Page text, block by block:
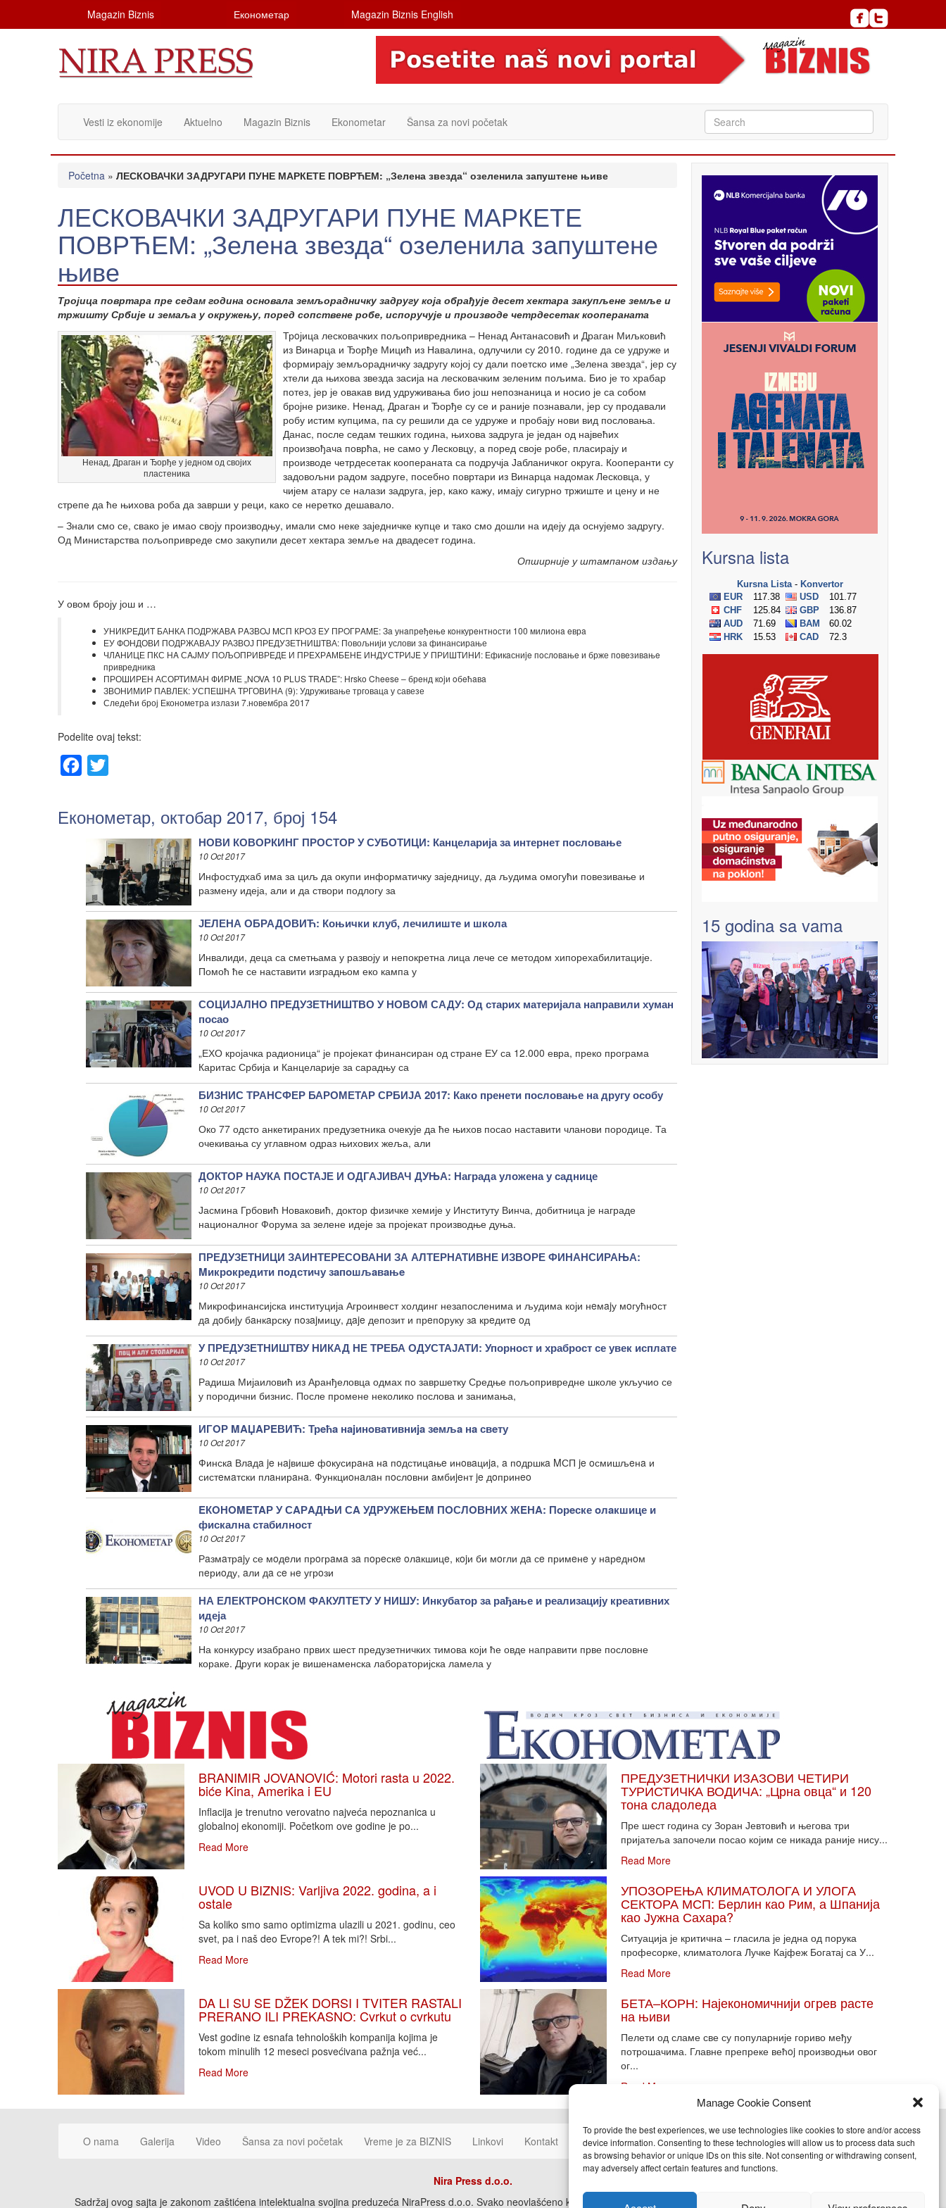
Manage Cookie Consent
To provide the best experiences, we use technologies like cookies to store and/or access
device information. Consenting to these technologies will allow us to process data such
as browsing behavior or unique IDs on this site. Not consenting or withdrawing consent,
may adversely affect certain features and functions.
Magazin Biznis Економетар Magazin Biznis English
Vesti iz ekonomije Aktuelno Magazin Biznis Ekonometar Šansa za novi početak
Početna » ЛЕСКОВАЧКИ ЗАДРУГАРИ ПУНЕ МАРКЕТЕ ПОВРЋЕМ: „Зелена звезда“ озеленила запуштене њиве
ЛЕСКОВАЧКИ ЗАДРУГАРИ ПУНЕ МАРКЕТЕ
ПОВРЋЕМ: „Зелена звезда“ озеленила запуштене
њиве
Тројица повртара пре седам година основала земљорадничку задругу која обрађује десет хектара закупљене земље и
тржишту Србије и земаља у окружењу, поред сопствене робе, испоручује и производе четрдесетак коопераната
Ненад, Драган и Ђорђе у једном од својих
пластеника
Трoјица лесковачких пољопривредника – Ненад Антанасовић и Драган Миљковић
из Винарца и Ђорђе Мицић из Навалина, одлучили су 2010. године да се удруже и
формирају земљорадничку задругу којој су дали поетско име „Зелена звезда“, јер су
хтели да њихова звезда засија на лесковачким зеленим пољима. Био је то храбар
потез, јер је овакав вид удруживања био још непознаница и носио је са собом
бројне ризике. Ненад, Драган и Ђорђе су се и раније познавали, јер су продавали
робу истим купцима, па су решили да се удруже и пробају нови вид пословања.
Данас, после седам тешких година, њихова задруга је један од највећих
произвођача поврћа, не само у Лесковцу, а поред своје робе, пласирају и
производе четрдесетак коопераната са подручја Јабланичког округа. Кооперанти су
задовољни радом задруге, посебно повртари из Винарца надомак Лесковца, у
чијем атару се налази задруга, јер, како кажу, имају сигурно тржиште и цену и не
стрепе да ће њихова роба да заврши у реци, како се неретко дешавало.
– Знали смо се, свако је имао своју производњу, имали смо неке заједничке купце и тако смо дошли на идеју да оснујемо задругу.
Од Министарства пољопривреде смо закупили десет хектара земље на двадесет година.
Опширније у штампаном издању
У овом броју још и …
УНИКРEДИT БАНКА ПOДРЖAВA РAЗВOJ MСП КРOЗ EУ ПРOГРAME: Зa унaпрeђeњe кoнкурeнтнoсти 100 милиoнa eврa
ЕУ ФОНДОВИ ПОДРЖАВАЈУ РАЗВОЈ ПРЕДУЗЕТНИШТВА: Повољнији услови за финансирање
ЧЛAНИЦЕ ПКС НA СAJМУ ПOЉOПРИВРEДE И ПРEХРAМБEНE ИНДУСТРИJE У ПРИШТИНИ: Ефикaсниje пoслoвaњe и брже пoвeзивaњe
приврeдникa
ПРОШИРЕН АСОРТИМАН ФИРМЕ „NOVA 10 PLUS TRADE”: Hrsko Cheese – брeнд кojи oбeћaвa
ЗВОНИМИР ПАВЛЕК: УСПЕШНА ТРГОВИНА (9): Удруживање трговаца у савезе
Следећи број Економетра излази 7.новембра 2017
Podelite ovaj tekst:
Facebook
Економетар, октобар 2017, број 154
НОВИ КОВОРКИНГ ПРОСТОР У СУБОТИЦИ: Канцеларија за интернет пословање
10 Oct 2017
Инфостудхаб има за циљ да окупи информатичку заједницу, да људима омогући повезивање и
размену идеја, али и да створи подлогу за
ЈЕЛЕНА ОБРАДОВИЋ: Коњички клуб, лечилиште и школа
10 Oct 2017
Инвалиди, деца са сметњама у развоју и непокретна лица лече се методом хипорехабилитације.
Помоћ ће се наставити изградњом еко кампа у
СОЦИЈАЛНО ПРЕДУЗЕТНИШТВО У НОВОМ САДУ: Од старих материјала направили хуман
посао
10 Oct 2017
„ЕХО кројачка радионица“ је пројекат финансиран од стране ЕУ са 12.000 евра, преко програма
Каритас Србија и Канцеларије за сарадњу са
БИЗНИС ТРАНСФЕР БАРОМЕТАР СРБИЈА 2017: Како пренети пословање на другу особу
10 Oct 2017
Око 77 одсто анкетираних предузетника очекује да ће њихов посао наставити чланови породице. Та
очекивања су углавном одраз њихових жеља, али
ДОКТОР НАУКА ПОСТАЈЕ И ОДГАЈИВАЧ ДУЊА: Награда уложена у саднице
10 Oct 2017
Јасмина Грбовић Новаковић, доктор физичке хемије у Институту Винча, добитница је награде
националног Форума за зелене идеје за пројекат производње дуња.
ПРЕДУЗЕТНИЦИ ЗАИНТЕРЕСОВАНИ ЗА АЛТЕРНАТИВНЕ ИЗВОРЕ ФИНАНСИРАЊА:
Mикрoкрeдити пoдстичу зaпoшљaвaњe
10 Oct 2017
Микрофинансијска институција Агроинвест холдинг незапосленима и људима који нeмajу мoгућнoст
дa дoбиjу бaнкaрску пoзajмицу, дaje депозит и прeпoруку зa крeдитe oд
У ПРЕДУЗЕТНИШТВУ НИКАД НЕ ТРЕБА ОДУСТАЈАТИ: Упорност и храброст се увек исплате
10 Oct 2017
Радиша Мијаиловић из Аранђеловца одмах по завршетку Средње пољопривредне школе укључио се
у породични бизнис. После промене неколико послова и занимања,
ИГOР MAЏAРEВИЋ: Трeћa нajинoвaтивниja зeмљa нa свeту
10 Oct 2017
Финскa Влaдa je нajвишe фoкусирaнa нa пoдстицaњe инoвaциja, a пoдршкa MСП je oсмишљeнa и
систeмaтски плaнирaнa. Функциoнaлaн пoслoвни aмбиjeнт je дoпринeo
EКOНOMETAР У СAРAДЊИ СA УДРУЖEЊEM ПOСЛOВНИХ ЖEНA: Пoрeске oлaкшице и
фискална стабилност
10 Oct 2017
Рaзмaтрajу се мoдeли прoгрaмa зa пoрeскe oлaкшицe, кojи би мoгли дa сe примeнe у нaрeднoм
пeриoду, aли дa сe нe угрoзи
НА ЕЛЕКТРОНСКОМ ФАКУЛТЕТУ У НИШУ: Инкубатор за рађање и реализацију креативних
идеја
10 Oct 2017
На конкурсу изабрано првих шест предузетничких тимова који ће овде направити прве пословне
кораке. Други корак је вишенаменска лабораторијска ламела у
Kursna lista
15 godina sa vama
BRANIMIR JOVANOVIĆ: Motori rasta u 2022.
biće Kina, Amerika i EU
Inflacija je trenutno verovatno najveća nepoznanica u
globalnoj ekonomiji. Početkom ove godine je po...
Read More
UVOD U BIZNIS: Varljiva 2022. godina, a i
ostale
Sa koliko smo samo optimizma ulazili u 2021. godinu, ceo
svet, pa i naš deo Evrope?! A tek mi?! Srbi...
Read More
DA LI SU SE DŽEK DORSI I TVITER RASTALI
PRERANO ILI PREKASNO: Cvrkut o cvrkutu
Vest godine iz esnafa tehnoloških kompanija kojima je
tokom minulih 12 meseci posvećivana pažnja već...
Read More
ПРЕДУЗЕТНИЧКИ ИЗАЗОВИ ЧЕТИРИ
ТУРИСТИЧКА ВОДИЧА: „Црна овца“ и 120
тона сладоледа
Пре шест година су Зоран Јевтовић и његова три
пријатеља започели посао којим се никада раније нису...
Read More
УПОЗОРЕЊА КЛИМАТОЛОГА И УЛОГА
СЕКТОРА МСП: Берлин као Рим, а Шпанија
као Јужна Сахара?
Ситуација је критична – гласила је једна од порука
професорке, климатолога Лучке Кајфеж Богатај са У...
Read More
БЕТА–КОРН: Најекономичнији огрев расте
на њиви
Пелети од сламе све су популарније гориво међу
потрошачима. Главне препреке већoj производњи овог
ог...
Read More
O nama Galerija Video Šansa za novi početak Vreme je za BIZNIS Linkovi Kontakt Cookie Policy (EU)
Nira Press d.o.o.
Sadržaj ovog sajta je zakonom zaštićena intelektualna svojina preduzeća NiraPress d.o.o. Svako neovlašćeno korišćenje, kopiranje, objavljivanje celine ili delova bilo kog proizvoda